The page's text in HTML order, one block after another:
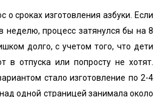
о сроках изготовления азбуки. Если
неделю, процесс затянулся бы на 8
долго, с учетом того, что дети
в отпуска или попросту не хотят.
стало изготовление по 2-4
одной страницей занимала около